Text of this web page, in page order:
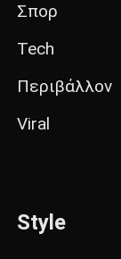
Σπορ
Tech
Περιβάλλον
Viral
Style